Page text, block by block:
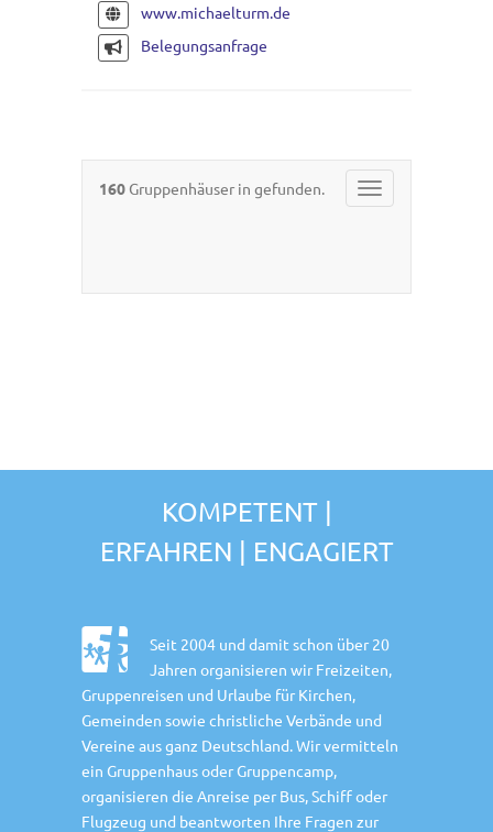
www.michaelturm.de
Belegungsanfrage
Toggle
navigation
160 Gruppenhäuser in gefunden.
KOMPETENT |
ERFAHREN | ENGAGIERT
Seit 2004 und damit schon über 20
Jahren organisieren wir Freizeiten,
Gruppenreisen und Urlaube für Kirchen,
Gemeinden sowie christliche Verbände und
Vereine aus ganz Deutschland. Wir vermitteln
ein Gruppenhaus oder Gruppencamp,
organisieren die Anreise per Bus, Schiff oder
Flugzeug und beantworten Ihre Fragen zur